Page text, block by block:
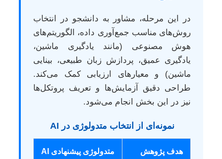
در این مرحله، مشاور به دانشجو در انتخاب
روش‌های مناسب جمع‌آوری داده، الگوریتم‌های
هوش مصنوعی (مانند یادگیری ماشین،
یادگیری عمیق، پردازش زبان طبیعی، بینایی
ماشین) و معیارهای ارزیابی کمک می‌کند.
طراحی دقیق آزمایش‌ها و تعریف پروتکل‌ها
نیز در این بخش انجام می‌شود.
نمونه‌ای از انتخاب متدولوژی در AI
هدف پژوهش متدولوژی پیشنهادی AI